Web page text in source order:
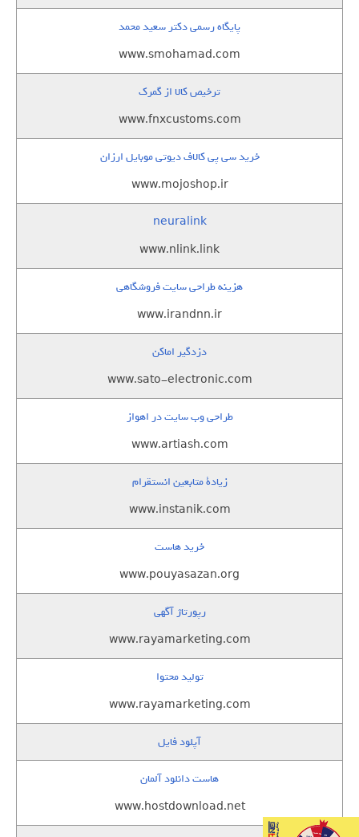
پایگاه رسمی دکتر سعید محمد
www.smohamad.com
ترخیص کالا از گمرک
www.fnxcustoms.com
خرید سی پی کالاف دیوتی موبایل ارزان
www.mojoshop.ir
neuralink
www.nlink.link
هزینه طراحی سایت فروشگاهی
www.irandnn.ir
دزدگیر اماکن
www.sato-electronic.com
طراحی وب سایت در اهواز
www.artiash.com
زيادة متابعين انستقرام
www.instanik.com
خرید هاست
www.pouyasazan.org
رپورتاژ آگهی
www.rayamarketing.com
تولید محتوا
www.rayamarketing.com
آپلود فایل
هاست دانلود آلمان
www.hostdownload.net